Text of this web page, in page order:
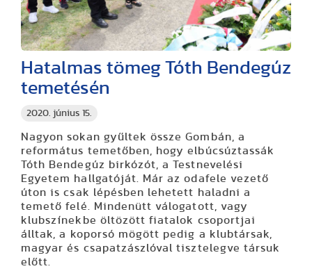
2020. június 15.
Hatalmas tömeg Tóth Bendegúz
temetésén
Nagyon sokan gyűltek össze Gombán, a
református temetőben, hogy elbúcsúztassák
Tóth Bendegúz birkózót, a Testnevelési
Egyetem hallgatóját. Már az odafele vezető
úton is csak lépésben lehetett haladni a
temető felé. Mindenütt válogatott, vagy
klubszínekbe öltözött fiatalok csoportjai
álltak, a koporsó mögött pedig a klubtársak,
magyar és csapatzászlóval tisztelegve társuk
előtt.